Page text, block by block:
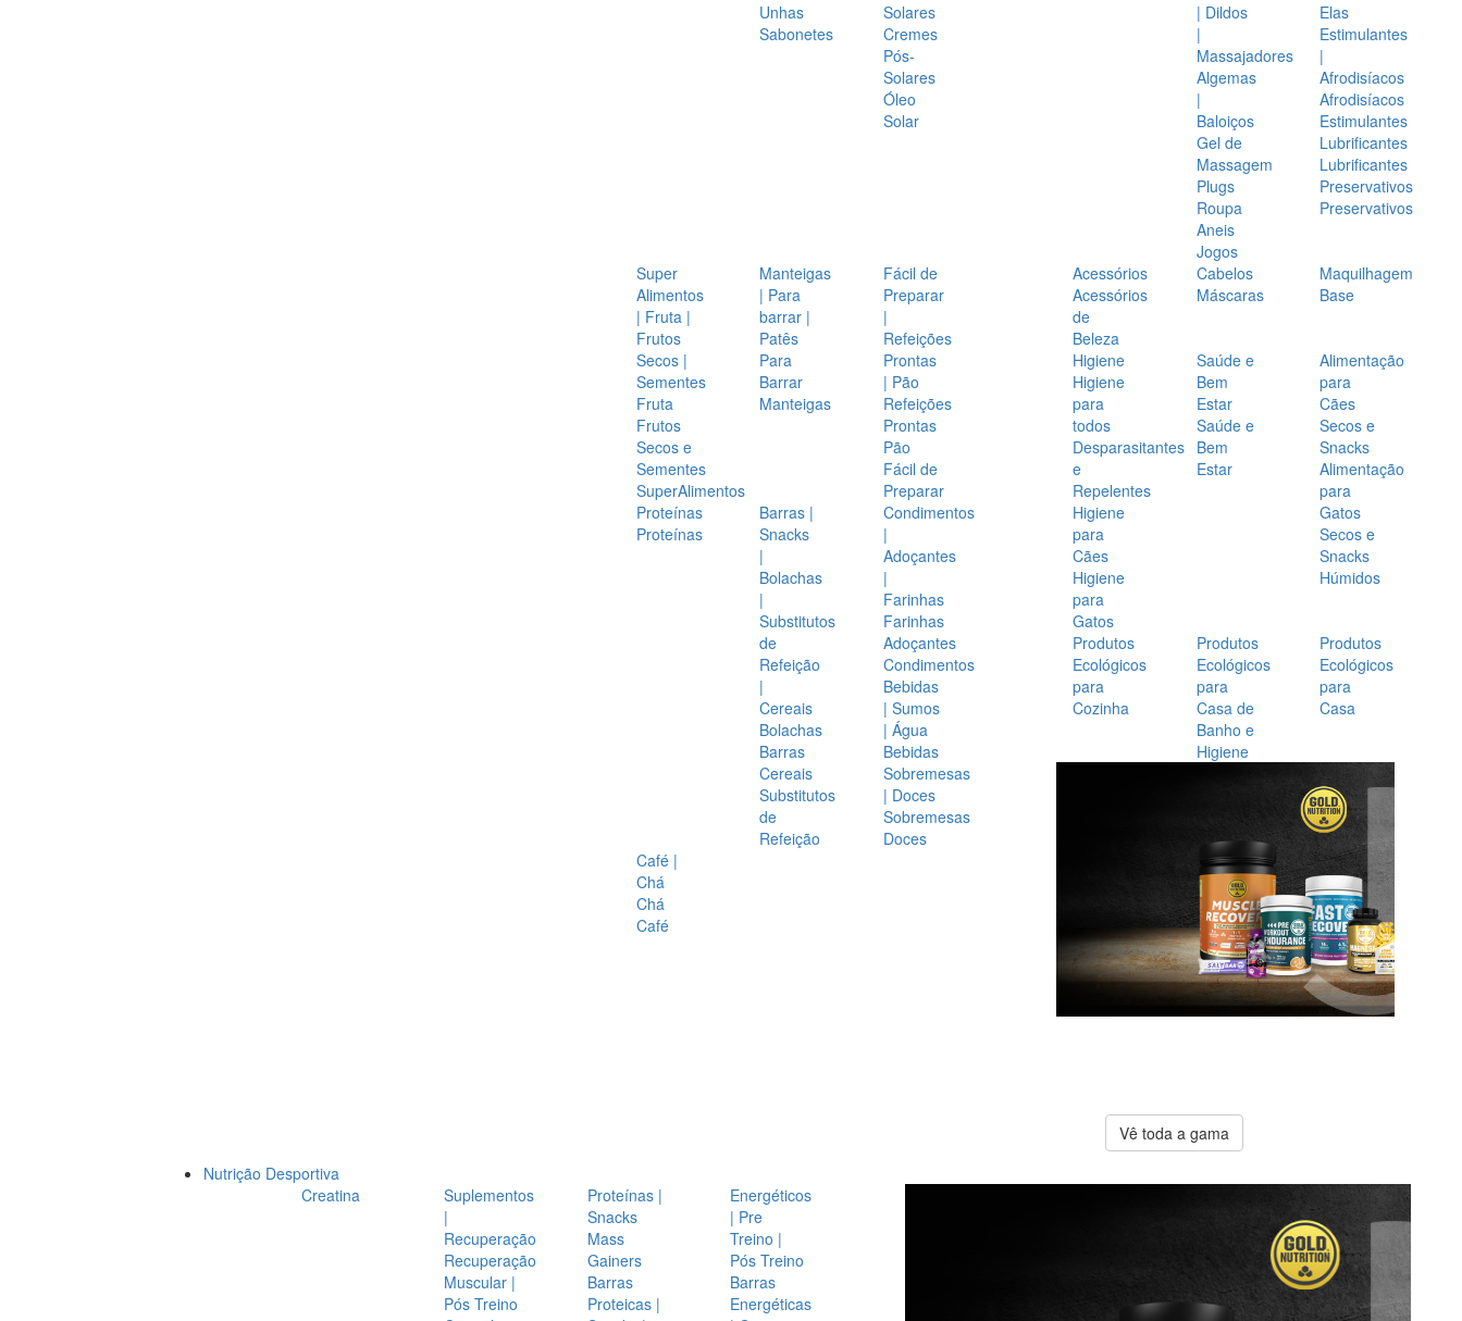
Unhas
Sabonetes
Solares
Cremes
Pós-
Solares
Óleo
Solar
| Dildos
|
Massajadores
Algemas
|
Baloiços
Gel de
Massagem
Plugs
Roupa
Aneis
Jogos
Elas
Estimulantes
|
Afrodisíacos
Afrodisíacos
Estimulantes
Lubrificantes
Lubrificantes
Preservativos
Preservativos
Super
Alimentos
| Fruta |
Frutos
Secos |
Sementes
Fruta
Frutos
Secos e
Sementes
SuperAlimentos
Manteigas
| Para
barrar |
Patês
Para
Barrar
Manteigas
Fácil de
Preparar
|
Refeições
Prontas
| Pão
Refeições
Prontas
Pão
Fácil de
Preparar
Proteínas
Proteínas
Barras |
Snacks
|
Bolachas
|
Substitutos
de
Refeição
|
Cereais
Bolachas
Barras
Cereais
Substitutos
de
Refeição
Condimentos
|
Adoçantes
|
Farinhas
Farinhas
Adoçantes
Condimentos
Bebidas
| Sumos
| Água
Bebidas
Sobremesas
| Doces
Sobremesas
Doces
Café |
Chá
Chá
Café
Acessórios
Acessórios
de
Beleza
Cabelos
Máscaras
Maquilhagem
Base
Higiene
Higiene
para
todos
Desparasitantes
e
Repelentes
Higiene
para
Cães
Higiene
para
Gatos
Saúde e
Bem
Estar
Saúde e
Bem
Estar
Alimentação
para
Cães
Secos e
Snacks
Alimentação
para
Gatos
Secos e
Snacks
Húmidos
Produtos
Ecológicos
para
Cozinha
Produtos
Ecológicos
para
Casa de
Banho e
Higiene
Produtos
Ecológicos
para
Casa
Vê toda a gama
Nutrição Desportiva
Creatina
Suplementos
|
Recuperação
Recuperação
Muscular |
Pós Treino
Proteínas |
Snacks
Mass
Gainers
Barras
Proteicas |
Energéticos
| Pre
Treino |
Pós Treino
Barras
Energéticas